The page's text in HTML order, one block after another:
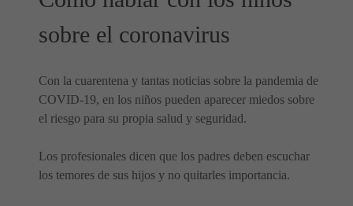
sobre el coronavirus
Con la cuarentena y tantas noticias sobre la pandemia de
COVID-19, en los niños pueden aparecer miedos sobre
el riesgo para su propia salud y seguridad.
Los profesionales dicen que los padres deben escuchar
los temores de sus hijos y no quitarles importancia.